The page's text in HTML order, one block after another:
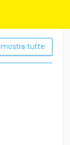
mostra tutte